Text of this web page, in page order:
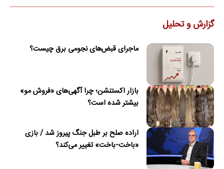
گزارش و تحلیل
ماجرای قبض‌های نجومی برق چیست؟
بازار اکستنشن؛ چرا آگهی‌های «فروش مو»
بیشتر شده است؟
اراده صلح بر طبل جنگ پیروز شد / بازی
«باخت-باخت» تغییر می‌کند؟